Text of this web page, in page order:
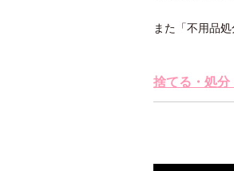
また「不用品
捨てる・処分